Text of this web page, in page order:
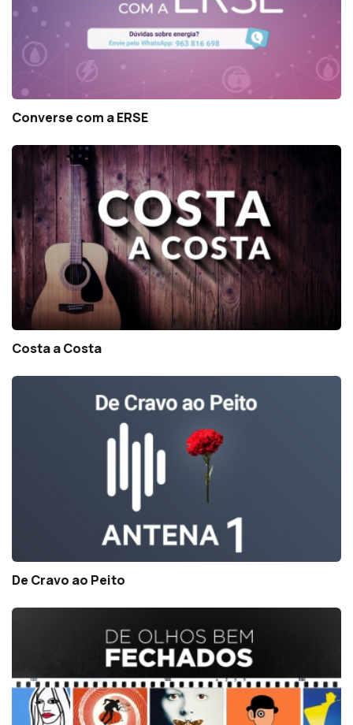
Converse com a ERSE
Costa a Costa
De Cravo ao Peito